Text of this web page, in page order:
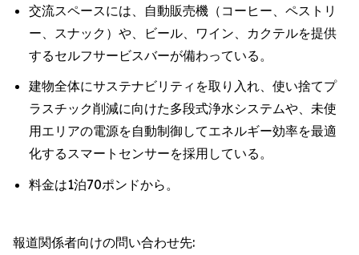
交流スペースには、自動販売機（コーヒー、ペストリ
ー、スナック）や、ビール、ワイン、カクテルを提供
するセルフサービスバーが備わっている。
建物全体にサステナビリティを取り入れ、使い捨てプ
ラスチック削減に向けた多段式浄水システムや、未使
用エリアの電源を自動制御してエネルギー効率を最適
化するスマートセンサーを採用している。
料金は1泊70ポンドから。
報道関係者向けの問い合わせ先: